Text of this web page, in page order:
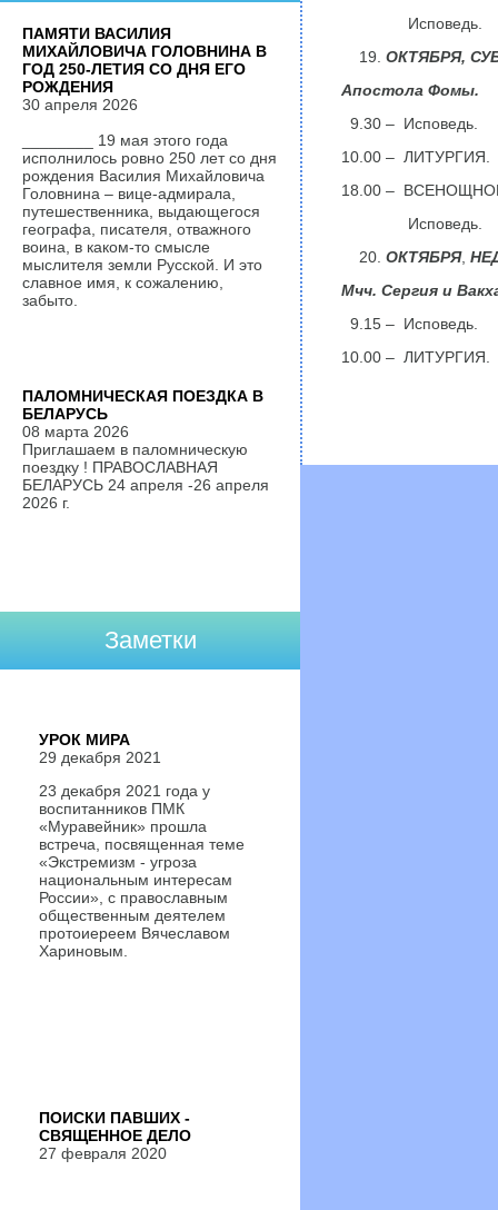
Исповедь.
ОКТЯБРЯ,
Апостола Фомы.
9.30 – Исповедь.
10.00 – ЛИТУРГИЯ.
18.00 –
Исповедь.
ОКТЯБРЯ,
Мчч. Сергия и
9.15 – Исповедь.
10.00 – ЛИТУРГИЯ.
ПАМЯТИ ВАСИЛИЯ
МИХАЙЛОВИЧА ГОЛОВНИНА В
ГОД 250-ЛЕТИЯ СО ДНЯ ЕГО
РОЖДЕНИЯ
30 апреля 2026
________ 19 мая этого года
исполнилось ровно 250 лет со дня
рождения Василия Михайловича
Головнина – вице-адмирала,
путешественника, выдающегося
географа, писателя, отважного
воина, в каком-то смысле
мыслителя земли Русской. И это
славное имя, к сожалению,
забыто.
ПАЛОМНИЧЕСКАЯ ПОЕЗДКА В
БЕЛАРУСЬ
08 марта 2026
Приглашаем в паломническую
поездку ! ПРАВОСЛАВНАЯ
БЕЛАРУСЬ 24 апреля -26 апреля
2026 г.
Заметки
УРОК МИРА
29 декабря 2021
23 декабря 2021 года у
воспитанников ПМК
«Муравейник» прошла
встреча, посвященная теме
«Экстремизм - угроза
национальным интересам
России», с православным
общественным деятелем
протоиереем Вячеславом
Хариновым.
ПОИСКИ ПАВШИХ -
СВЯЩЕННОЕ ДЕЛО
27 февраля 2020